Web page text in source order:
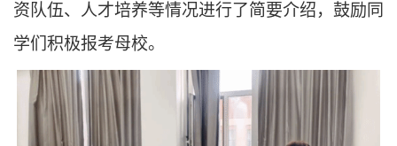
资队伍、人才培养等情况进行了简要介绍，鼓励同
学们积极报考母校。